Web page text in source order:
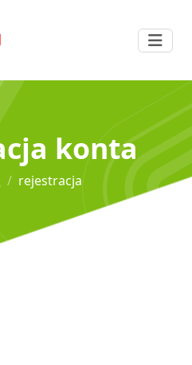
konta
rejestracja